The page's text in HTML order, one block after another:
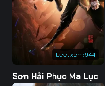
94
97
100
103
Lượt xem: 944
Sơn Hải Phục Ma Lục